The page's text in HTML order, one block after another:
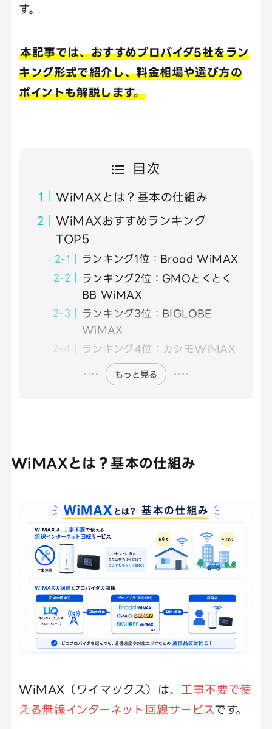
す。
本記事では、おすすめプロバイダ5社をラン
キング形式で紹介し、料金相場や選び方の
ポイントも解説します。
目次
WiMAXとは？基本の仕組み
WiMAXおすすめランキング
TOP5
ランキング1位：Broad WiMAX
ランキング2位：GMOとくとく
BB WiMAX
ランキング3位：BIGLOBE
WiMAX
ランキング4位：カシモWiMAX
もっと見る
WiMAXとは？基本の仕組み
WiMAX（ワイマックス）は、 工事不要で使
える無線インターネット回線サービスです。